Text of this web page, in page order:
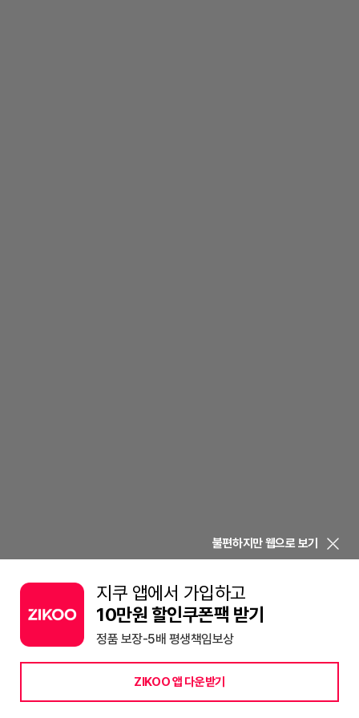
불편하지만 웹으로 보기
지쿠 앱에서 가입하고
10만원 할인쿠폰팩 받기
정품 보장-5배 평생책임보상
ZIKOO 앱 다운받기